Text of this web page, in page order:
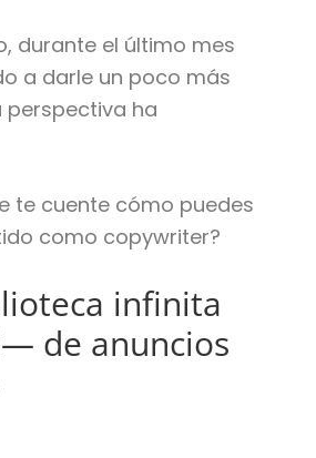
durante el último mes
a darle un poco más
perspectiva ha
te cuente cómo puedes
como copywriter?
infinita
de anuncios